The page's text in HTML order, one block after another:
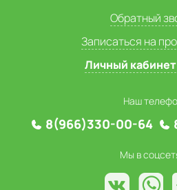
Обратный
Записаться на
Личный
Наш
8(966)330-00-64
Мы в